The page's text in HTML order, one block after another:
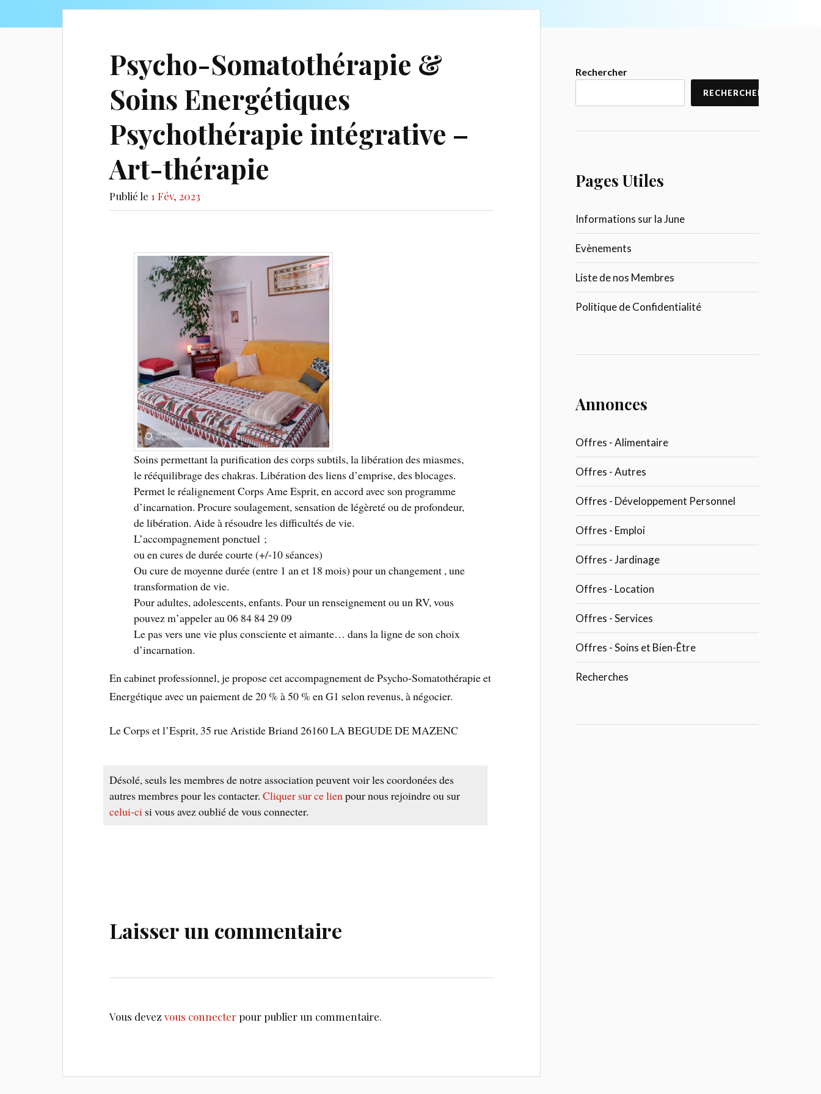
Psycho-Somatothérapie &
Soins Energétiques
Psychothérapie intégrative –
Art-thérapie
Publié le 1 Fév, 2023
Soins permettant la purification des corps subtils, la libération des miasmes,
le rééquilibrage des chakras. Libération des liens d’emprise, des blocages.
Permet le réalignement Corps Ame Esprit, en accord avec son programme
d’incarnation. Procure soulagement, sensation de légèreté ou de profondeur,
de libération. Aide à résoudre les difficultés de vie.
L’accompagnement ponctuel ;
ou en cures de durée courte (+/-10 séances)
Ou cure de moyenne durée (entre 1 an et 18 mois) pour un changement , une
transformation de vie.
Pour adultes, adolescents, enfants. Pour un renseignement ou un RV, vous
pouvez m’appeler au 06 84 84 29 09
Le pas vers une vie plus consciente et aimante… dans la ligne de son choix
d’incarnation.
En cabinet professionnel, je propose cet accompagnement de Psycho-Somatothérapie et
Energétique avec un paiement de 20 % à 50 % en G1 selon revenus, à négocier.
Le Corps et l’Esprit, 35 rue Aristide Briand 26160 LA BEGUDE DE MAZENC
Désolé, seuls les membres de notre association peuvent voir les coordonées des
autres membres pour les contacter.Cliquer sur ce lienpour nous rejoindre ou sur
celui-ci si vous avez oublié de vous connecter.
Laisser un commentaire
Vous devezvous connecterpour publier un commentaire.
Rechercher
RECHERCHER
Pages Utiles
Informations sur la June
Evènements
Liste de nos Membres
Politique de Confidentialité
Annonces
Offres - Alimentaire
Offres - Autres
Offres - Développement Personnel
Offres - Emploi
Offres - Jardinage
Offres - Location
Offres - Services
Offres - Soins et Bien-Être
Recherches